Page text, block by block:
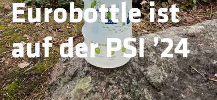
Eurobottle ist
auf der PSI ’24